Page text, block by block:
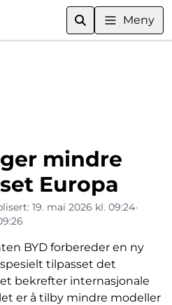
Meny
mindre
Europa
19. mai 2026 kl. 09:24•
BYD forbereder en ny
tilpasset det
bekrefter internasjonale
er å tilby mindre modeller